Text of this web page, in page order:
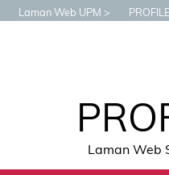
Laman Web UPM PROFILE
Laman Web